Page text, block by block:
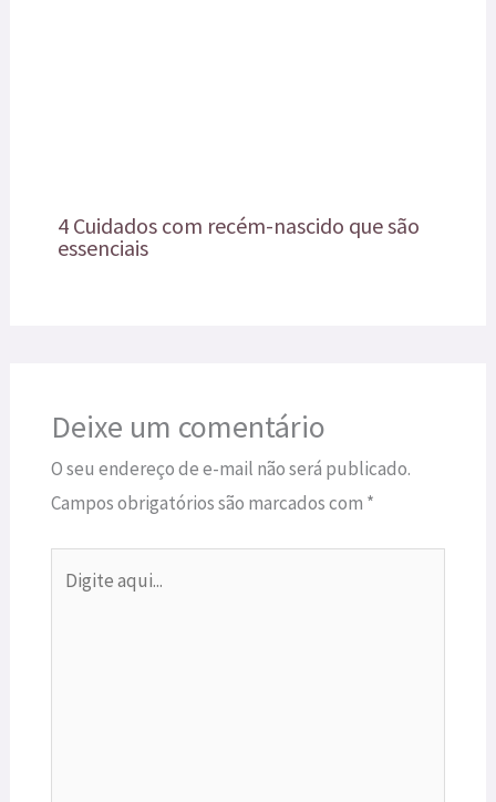
4 Cuidados com recém-nascido que são
essenciais
Deixe um comentário
O seu endereço de e-mail não será publicado.
Campos obrigatórios são marcados com *
aqui...